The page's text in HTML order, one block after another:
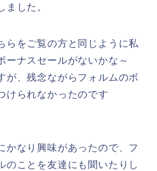
ました。
らをご覧の方と同じように私
ーナスセールがないかな～
が、残念ながらフォルムのボ
けられなかったのです
かなり興味があったので、フ
のことを友達にも聞いたりし